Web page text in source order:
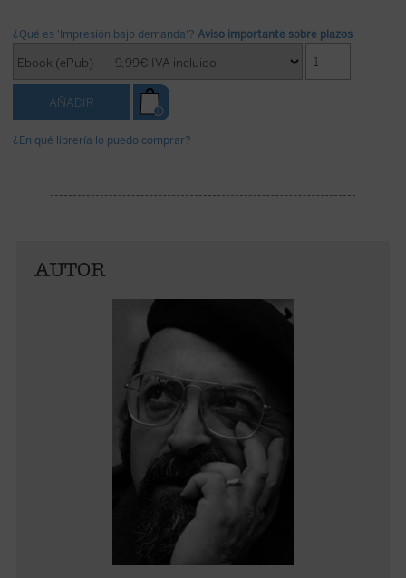
¿Qué es 'Impresión bajo demanda'? Aviso importante sobre plazos
¿En qué librería lo puedo comprar?
AUTOR